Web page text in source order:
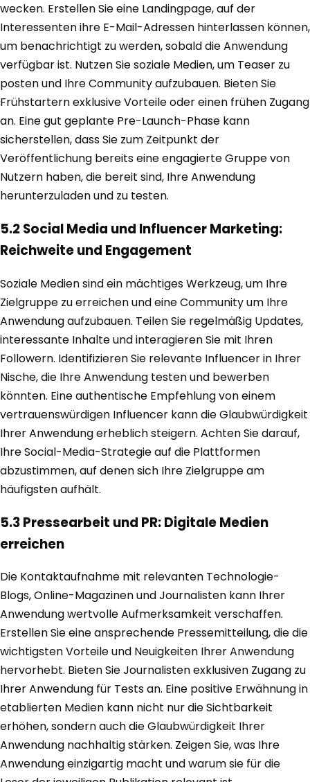
wecken. Erstellen Sie eine Landingpage, auf der
Interessenten ihre E-Mail-Adressen hinterlassen können,
um benachrichtigt zu werden, sobald die Anwendung
verfügbar ist. Nutzen Sie soziale Medien, um Teaser zu
posten und Ihre Community aufzubauen. Bieten Sie
Frühstartern exklusive Vorteile oder einen frühen Zugang
an. Eine gut geplante Pre-Launch-Phase kann
sicherstellen, dass Sie zum Zeitpunkt der
Veröffentlichung bereits eine engagierte Gruppe von
Nutzern haben, die bereit sind, Ihre Anwendung
herunterzuladen und zu testen.
5.2 Social Media und Influencer Marketing:
Reichweite und Engagement
Soziale Medien sind ein mächtiges Werkzeug, um Ihre
Zielgruppe zu erreichen und eine Community um Ihre
Anwendung aufzubauen. Teilen Sie regelmäßig Updates,
interessante Inhalte und interagieren Sie mit Ihren
Followern. Identifizieren Sie relevante Influencer in Ihrer
Nische, die Ihre Anwendung testen und bewerben
könnten. Eine authentische Empfehlung von einem
vertrauenswürdigen Influencer kann die Glaubwürdigkeit
Ihrer Anwendung erheblich steigern. Achten Sie darauf,
Ihre Social-Media-Strategie auf die Plattformen
abzustimmen, auf denen sich Ihre Zielgruppe am
häufigsten aufhält.
5.3 Pressearbeit und PR: Digitale Medien
erreichen
Die Kontaktaufnahme mit relevanten Technologie-
Blogs, Online-Magazinen und Journalisten kann Ihrer
Anwendung wertvolle Aufmerksamkeit verschaffen.
Erstellen Sie eine ansprechende Pressemitteilung, die die
wichtigsten Vorteile und Neuigkeiten Ihrer Anwendung
hervorhebt. Bieten Sie Journalisten exklusiven Zugang zu
Ihrer Anwendung für Tests an. Eine positive Erwähnung in
etablierten Medien kann nicht nur die Sichtbarkeit
erhöhen, sondern auch die Glaubwürdigkeit Ihrer
Anwendung nachhaltig stärken. Zeigen Sie, was Ihre
Anwendung einzigartig macht und warum sie für die